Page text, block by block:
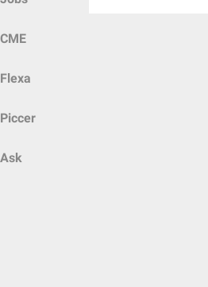
CME
Flexa
Piccer
Ask